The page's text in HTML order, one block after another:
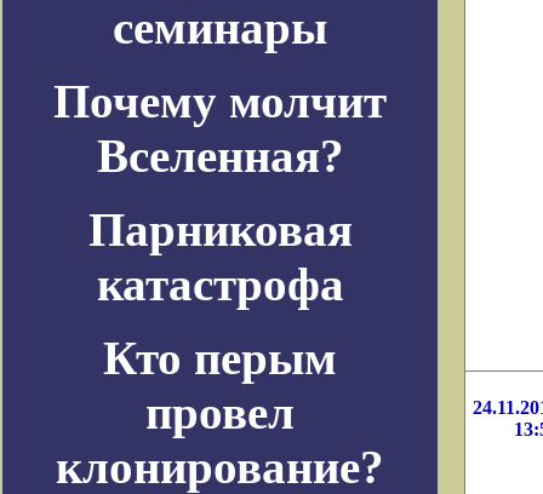
семинары
Почему молчит
Вселенная?
Парниковая
катастрофа
Кто перым
провел
клонирование?